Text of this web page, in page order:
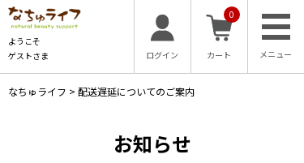
ようこそ
ゲストさま
ログイン
0
カート
なちゅライフ > 配送遅延についてのご案内
お知らせ